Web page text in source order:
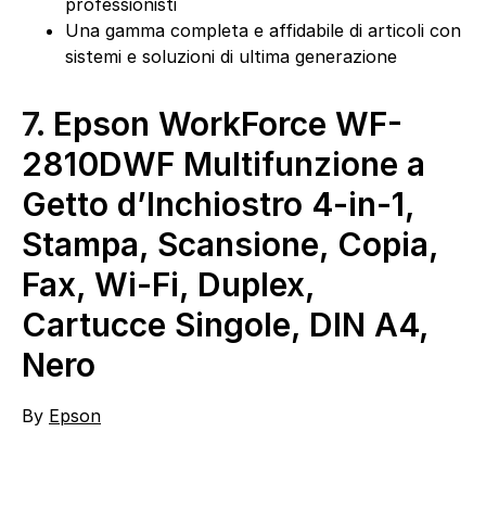
professionisti
Una gamma completa e affidabile di articoli con
sistemi e soluzioni di ultima generazione
7. Epson WorkForce WF-
2810DWF Multifunzione a
Getto d’Inchiostro 4-in-1,
Stampa, Scansione, Copia,
Fax, Wi-Fi, Duplex,
Cartucce Singole, DIN A4,
Nero
By Epson